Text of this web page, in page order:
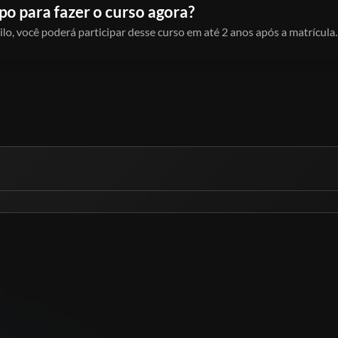
para fazer o curso agora?
você poderá participar desse curso em até 2 anos após a matrícula.